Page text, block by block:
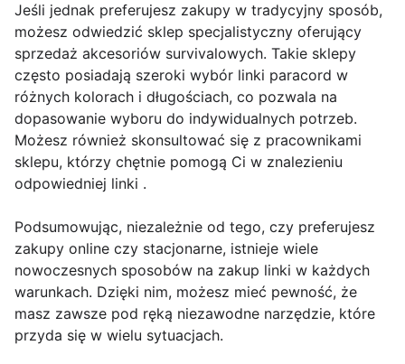
Jeśli jednak preferujesz zakupy w tradycyjny sposób,
możesz odwiedzić sklep specjalistyczny oferujący
sprzedaż akcesoriów survivalowych. Takie sklepy
często posiadają szeroki wybór linki paracord w
różnych kolorach i długościach, co pozwala na
dopasowanie wyboru do indywidualnych potrzeb.
Możesz również skonsultować się z pracownikami
sklepu, którzy chętnie pomogą Ci w znalezieniu
odpowiedniej linki .
Podsumowując, niezależnie od tego, czy preferujesz
zakupy online czy stacjonarne, istnieje wiele
nowoczesnych sposobów na zakup linki w każdych
warunkach. Dzięki nim, możesz mieć pewność, że
masz zawsze pod ręką niezawodne narzędzie, które
przyda się w wielu sytuacjach.